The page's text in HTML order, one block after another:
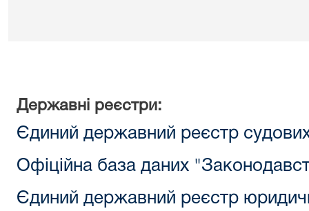
Державні реєстри:
Єдиний державний реєстр
Офіційна база даних
Єдиний державний реєстр